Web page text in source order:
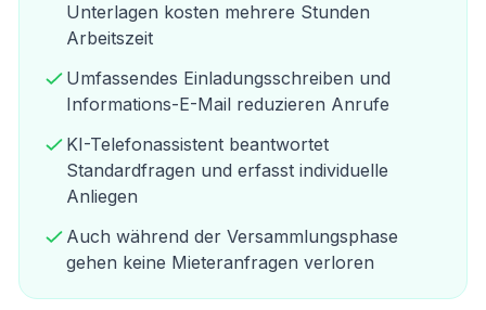
Unterlagen kosten mehrere Stunden
Arbeitszeit
Umfassendes Einladungsschreiben und
Informations-E-Mail reduzieren Anrufe
KI-Telefonassistent beantwortet
Standardfragen und erfasst individuelle
Anliegen
Auch während der Versammlungsphase
gehen keine Mieteranfragen verloren